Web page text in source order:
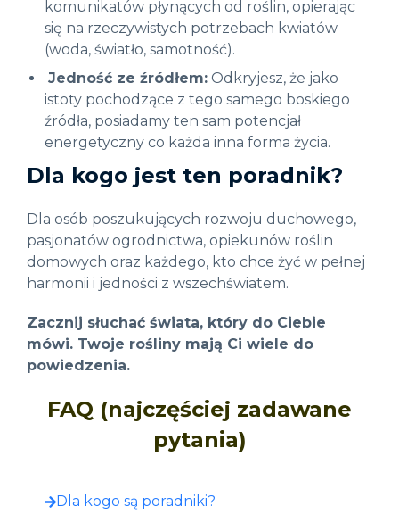
komunikatów płynących od roślin, opierając
się na rzeczywistych potrzebach kwiatów
(woda, światło, samotność).
Jedność ze źródłem: Odkryjesz, że jako
istoty pochodzące z tego samego boskiego
źródła, posiadamy ten sam potencjał
energetyczny co każda inna forma życia.
Dla kogo jest ten poradnik?
Dla osób poszukujących rozwoju duchowego,
pasjonatów ogrodnictwa, opiekunów roślin
domowych oraz każdego, kto chce żyć w pełnej
harmonii i jedności z wszechświatem.
Zacznij słuchać świata, który do Ciebie
mówi. Twoje rośliny mają Ci wiele do
powiedzenia.
FAQ (najczęściej zadawane
pytania)
Dla kogo są poradniki?